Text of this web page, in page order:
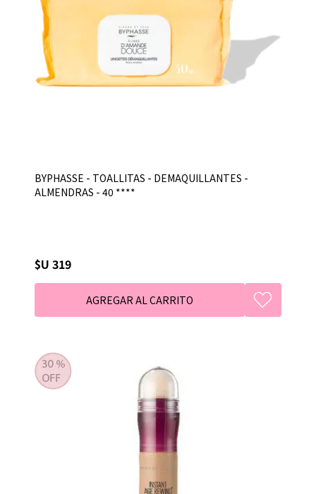
BYPHASSE - TOALLITAS - DEMAQUILLANTES -
ALMENDRAS - 40 ****
$U 319